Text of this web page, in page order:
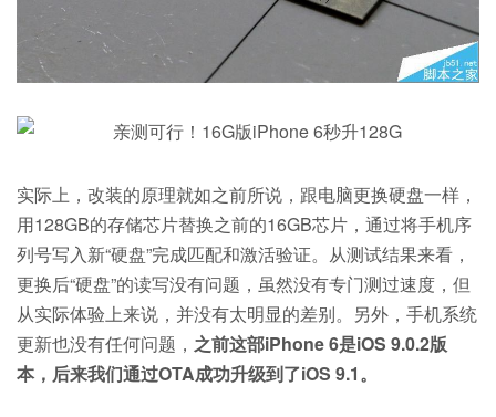
实际上，改装的原理就如之前所说，跟电脑更换硬盘一样，
用128GB的存储芯片替换之前的16GB芯片，通过将手机序
列号写入新“硬盘”完成匹配和激活验证。从测试结果来看，
更换后“硬盘”的读写没有问题，虽然没有专门测过速度，但
从实际体验上来说，并没有太明显的差别。另外，手机系统
更新也没有任何问题， 之前这部iPhone 6是iOS 9.0.2版
本，后来我们通过OTA成功升级到了iOS 9.1。